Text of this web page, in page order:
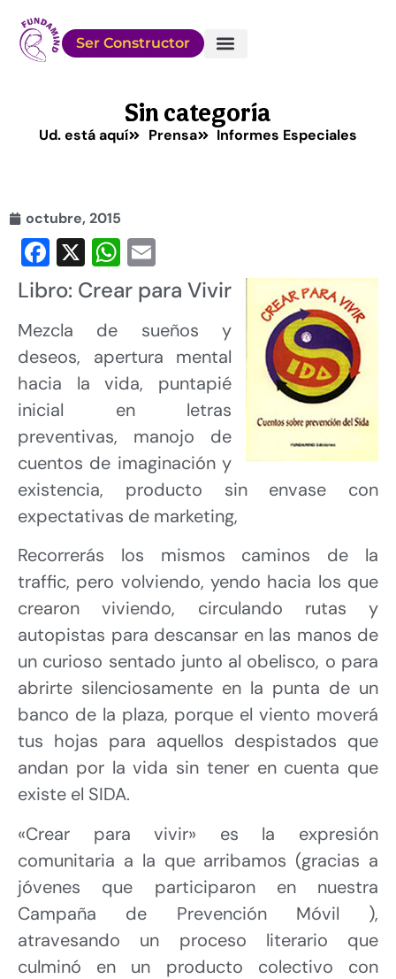
Ser Constructor
Sin categoría
Ud. está aquí Prensa Informes Especiales
octubre, 2015
Facebook
X WhatsApp
Libro: Crear para Vivir
Mezcla de sueños y
deseos, apertura mental
hacia la vida, puntapié
inicial en letras
preventivas, manojo de
cuentos de imaginación y
existencia, producto sin envase con
expectativas de marketing,
Recorrerás los mismos caminos de la
traffic, pero volviendo, yendo hacia los que
crearon viviendo, circulando rutas y
autopistas para descansar en las manos de
un curioso sentado junto al obelisco, o para
abrirte silenciosamente en la punta de un
banco de la plaza, porque el viento moverá
tus hojas para aquellos despistados que
andan por la vida sin tener en cuenta que
existe el SIDA.
«Crear para vivir» es la expresión
comunitaria a la que arribamos (gracias a
jóvenes que participaron en nuestra
Campaña de Prevención Móvil ),
atravesando un proceso literario que
culminó en un producto colectivo con